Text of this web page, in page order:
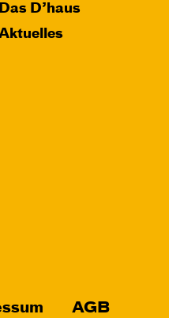
Das D’haus
AGB